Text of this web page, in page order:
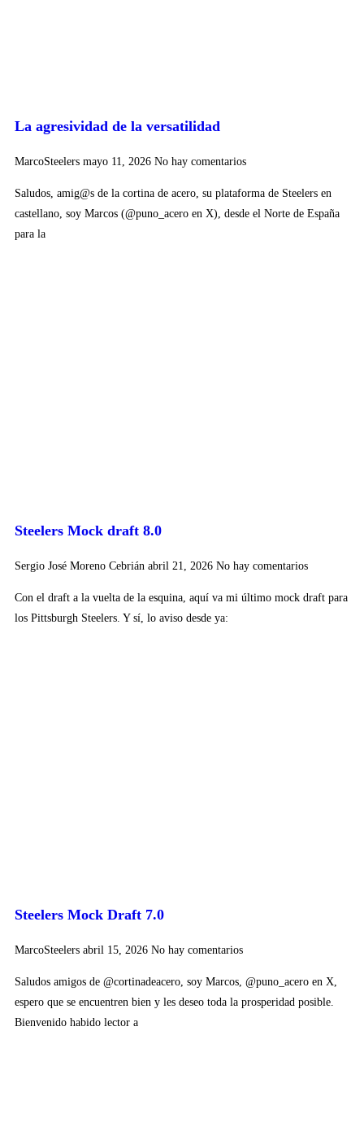
La agresividad de la versatilidad
MarcoSteelers mayo 11, 2026 No hay comentarios
Saludos, amig@s de la cortina de acero, su plataforma de Steelers en
castellano, soy Marcos (@puno_acero en X), desde el Norte de España
para la
Steelers Mock draft 8.0
Sergio José Moreno Cebrián abril 21, 2026 No hay comentarios
Con el draft a la vuelta de la esquina, aquí va mi último mock draft para
los Pittsburgh Steelers. Y sí, lo aviso desde ya:
Steelers Mock Draft 7.0
MarcoSteelers abril 15, 2026 No hay comentarios
Saludos amigos de @cortinadeacero, soy Marcos, @puno_acero en X,
espero que se encuentren bien y les deseo toda la prosperidad posible.
Bienvenido habido lector a